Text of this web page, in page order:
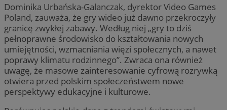
Dominika Urbańska-Galanczak, dyrektor Video Games
Poland, zauważa, że gry wideo już dawno przekroczyły
granicę zwykłej zabawy. Według niej „gry to dziś
pełnoprawne środowisko do kształtowania nowych
umiejętności, wzmacniania więzi społecznych, a nawet
poprawy klimatu rodzinnego”. Zwraca ona również
uwagę, że masowe zainteresowanie cyfrową rozrywką
otwiera przed polskim społeczeństwem nowe
perspektywy edukacyjne i kulturowe.